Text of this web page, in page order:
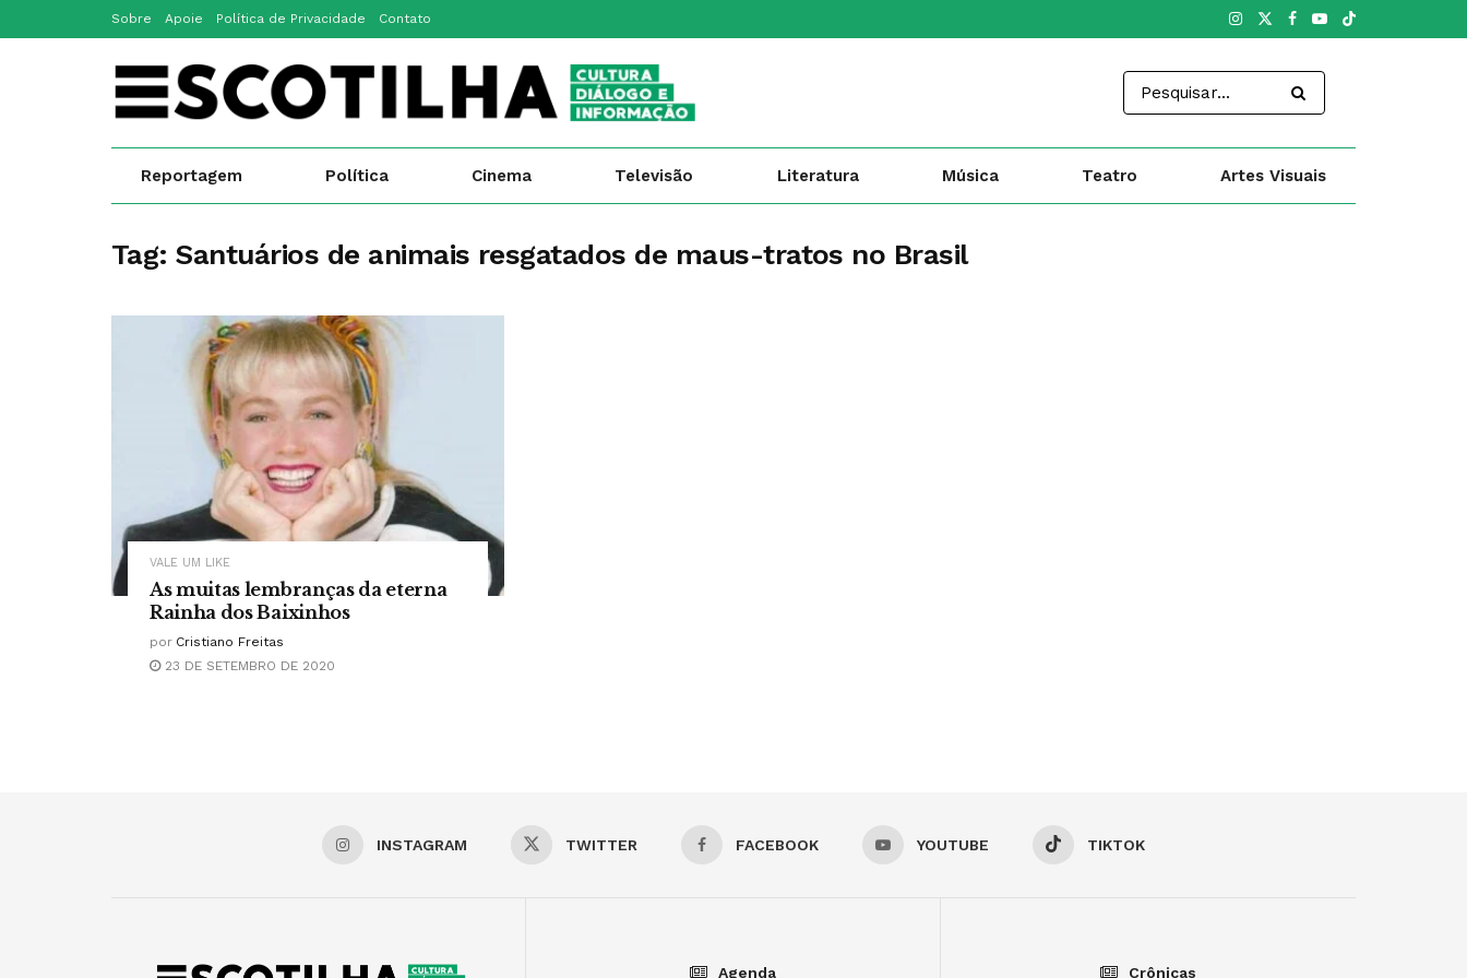
Sobre Apoie Política de Privacidade Contato
Reportagem Política Cinema Televisão Literatura Música Teatro Artes Visuais
Tag:Santuários de animais resgatados de maus-tratos no Brasil
VALE UM LIKE
As muitas lembranças da eterna
Rainha dos Baixinhos
por Cristiano Freitas
23 DE SETEMBRO DE 2020
INSTAGRAM TWITTER FACEBOOK YOUTUBE TIKTOK
Agenda Crônicas